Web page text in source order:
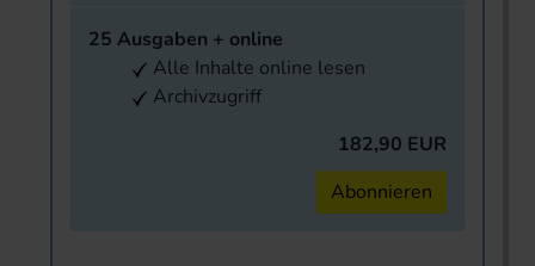
25 Ausgaben + online
Alle Inhalte online lesen
Archivzugriff
182,90 EUR
Abonnieren